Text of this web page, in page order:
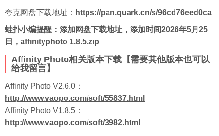
夸克网盘下载地址： https://pan.quark.cn/s/96cd76eed0ca
蛙扑小编提醒：添加网盘下载地址，添加时间2026年5月25
日，affinityphoto 1.8.5.zip
Affinity Photo相关版本下载【需要其他版本也可以
给我留言】
Affinity Photo V2.6.0：
http://www.vaopo.com/soft/55837.html
Affinity Photo V1.8.5：
http://www.vaopo.com/soft/3982.html